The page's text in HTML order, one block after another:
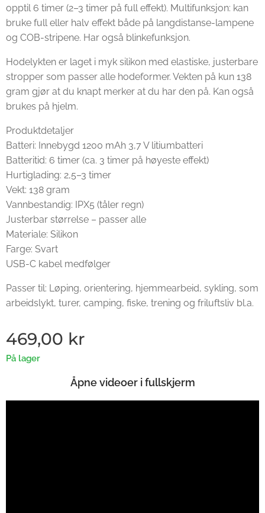
opptil 6 timer (2–3 timer på full effekt). Multifunksjon: kan
bruke full eller halv effekt både på langdistanse-lampene
og COB-stripene. Har også blinkefunksjon.
Hodelykten er laget i myk silikon med elastiske, justerbare
stropper som passer alle hodeformer. Vekten på kun 138
gram gjør at du knapt merker at du har den på. Kan også
brukes på hjelm.
Produktdetaljer
Batteri: Innebygd 1200 mAh 3,7 V litiumbatteri
Batteritid: 6 timer (ca. 3 timer på høyeste effekt)
Hurtiglading: 2,5–3 timer
Vekt: 138 gram
Vannbestandig: IPX5 (tåler regn)
Justerbar størrelse – passer alle
Materiale: Silikon
Farge: Svart
USB-C kabel medfølger
Passer til: Løping, orientering, hjemmearbeid, sykling, som
arbeidslykt, turer, camping, fiske, trening og friluftsliv bl.a.
469,00 kr
På lager
Åpne videoer i fullskjerm